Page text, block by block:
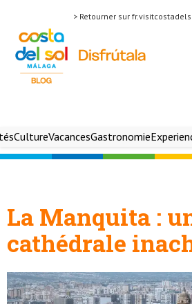
> Retourner sur
CultureVacancesGastronomie
La Manquita :
cathédrale